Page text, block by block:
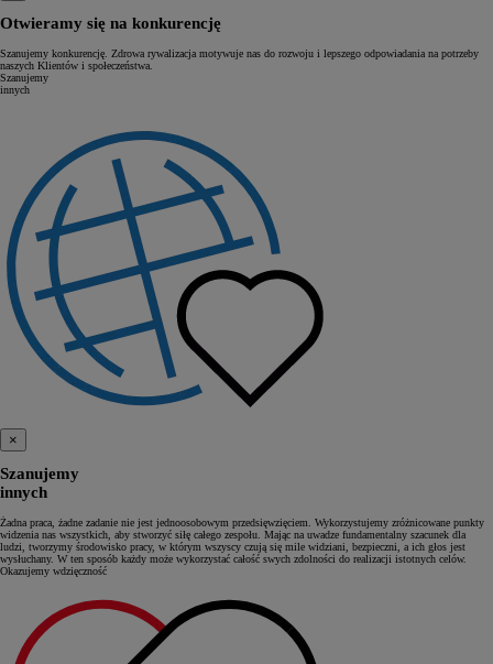
Otwieramy się na konkurencję
Szanujemy konkurencję. Zdrowa rywalizacja motywuje nas do rozwoju i lepszego odpowiadania na potrzeby
naszych Klientów i społeczeństwa.
Szanujemy
innych
×
Szanujemy
innych
Żadna praca, żadne zadanie nie jest jednoosobowym przedsięwzięciem. Wykorzystujemy zróżnicowane punkty
widzenia nas wszystkich, aby stworzyć siłę całego zespołu. Mając na uwadze fundamentalny szacunek dla
ludzi, tworzymy środowisko pracy, w którym wszyscy czują się mile widziani, bezpieczni, a ich głos jest
wysłuchany. W ten sposób każdy może wykorzystać całość swych zdolności do realizacji istotnych celów.
Okazujemy wdzięczność